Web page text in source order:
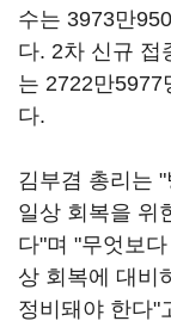
수는 3973만
다. 2차 신규 접
는 2722만5977
다.
김부겸 총리는
일상 회복을 위
다"며 "무엇보
상 회복에 대비
정비돼야 한다"